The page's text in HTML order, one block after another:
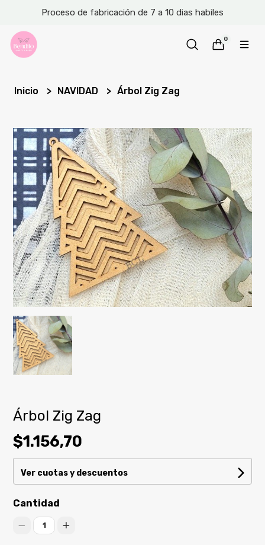
Proceso de fabricación de 7 a 10 dias habiles
0
Inicio NAVIDAD Árbol Zig Zag
Árbol Zig Zag
$1.156,70
Ver cuotas y descuentos
Cantidad
1